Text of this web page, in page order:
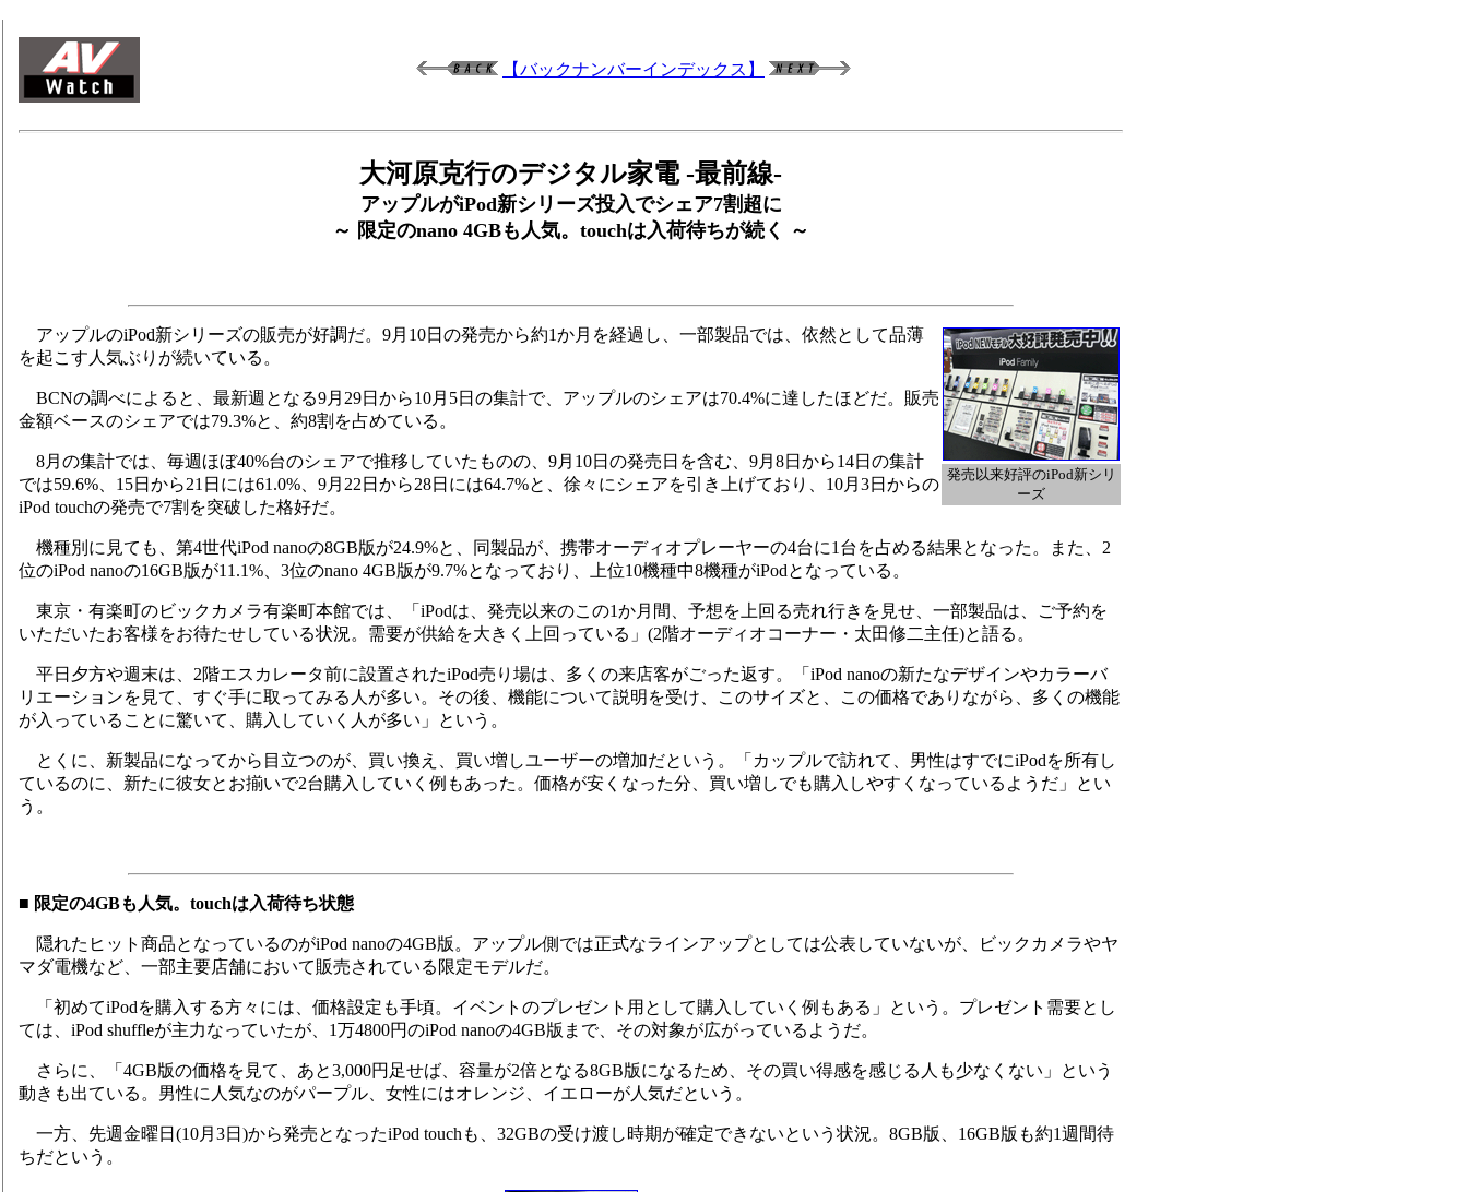
【バックナンバーインデックス】
大河原克行のデジタル家電 -最前線-
アップルがiPod新シリーズ投入でシェア7割超に
～ 限定のnano 4GBも人気。touchは入荷待ちが続く ～
発売以来好評のiPod新シリ
ーズ
アップルのiPod新シリーズの販売が好調だ。9月10日の発売から約1か月を経過し、一部製品では、依然として品薄
を起こす人気ぶりが続いている。
BCNの調べによると、最新週となる9月29日から10月5日の集計で、アップルのシェアは70.4%に達したほどだ。販売
金額ベースのシェアでは79.3%と、約8割を占めている。
8月の集計では、毎週ほぼ40%台のシェアで推移していたものの、9月10日の発売日を含む、9月8日から14日の集計
では59.6%、15日から21日には61.0%、9月22日から28日には64.7%と、徐々にシェアを引き上げており、10月3日からの
iPod touchの発売で7割を突破した格好だ。
機種別に見ても、第4世代iPod nanoの8GB版が24.9%と、同製品が、携帯オーディオプレーヤーの4台に1台を占める結果となった。また、2
位のiPod nanoの16GB版が11.1%、3位のnano 4GB版が9.7%となっており、上位10機種中8機種がiPodとなっている。
東京・有楽町のビックカメラ有楽町本館では、「iPodは、発売以来のこの1か月間、予想を上回る売れ行きを見せ、一部製品は、ご予約を
いただいたお客様をお待たせしている状況。需要が供給を大きく上回っている」(2階オーディオコーナー・太田修二主任)と語る。
平日夕方や週末は、2階エスカレータ前に設置されたiPod売り場は、多くの来店客がごった返す。「iPod nanoの新たなデザインやカラーバ
リエーションを見て、すぐ手に取ってみる人が多い。その後、機能について説明を受け、このサイズと、この価格でありながら、多くの機能
が入っていることに驚いて、購入していく人が多い」という。
とくに、新製品になってから目立つのが、買い換え、買い増しユーザーの増加だという。「カップルで訪れて、男性はすでにiPodを所有し
ているのに、新たに彼女とお揃いで2台購入していく例もあった。価格が安くなった分、買い増しでも購入しやすくなっているようだ」とい
う。
■ 限定の4GBも人気。touchは入荷待ち状態
隠れたヒット商品となっているのがiPod nanoの4GB版。アップル側では正式なラインアップとしては公表していないが、ビックカメラやヤ
マダ電機など、一部主要店舗において販売されている限定モデルだ。
「初めてiPodを購入する方々には、価格設定も手頃。イベントのプレゼント用として購入していく例もある」という。プレゼント需要とし
ては、iPod shuffleが主力なっていたが、1万4800円のiPod nanoの4GB版まで、その対象が広がっているようだ。
さらに、「4GB版の価格を見て、あと3,000円足せば、容量が2倍となる8GB版になるため、その買い得感を感じる人も少なくない」という
動きも出ている。男性に人気なのがパープル、女性にはオレンジ、イエローが人気だという。
一方、先週金曜日(10月3日)から発売となったiPod touchも、32GBの受け渡し時期が確定できないという状況。8GB版、16GB版も約1週間待
ちだという。